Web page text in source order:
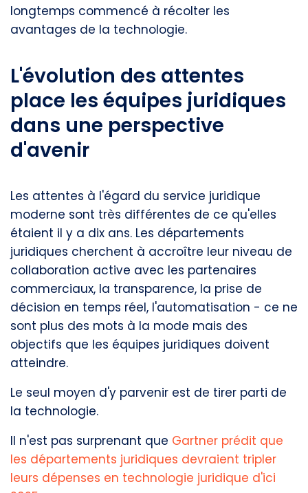
longtemps commencé à récolter les
avantages de la technologie.
L'évolution des attentes
place les équipes juridiques
dans une perspective
d'avenir
Les attentes à l'égard du service juridique
moderne sont très différentes de ce qu'elles
étaient il y a dix ans. Les départements
juridiques cherchent à accroître leur niveau de
collaboration active avec les partenaires
commerciaux, la transparence, la prise de
décision en temps réel, l'automatisation - ce ne
sont plus des mots à la mode mais des
objectifs que les équipes juridiques doivent
atteindre.
Le seul moyen d'y parvenir est de tirer parti de
la technologie.
Il n'est pas surprenant que Gartner prédit que
les départements juridiques devraient tripler
leurs dépenses en technologie juridique d'ici